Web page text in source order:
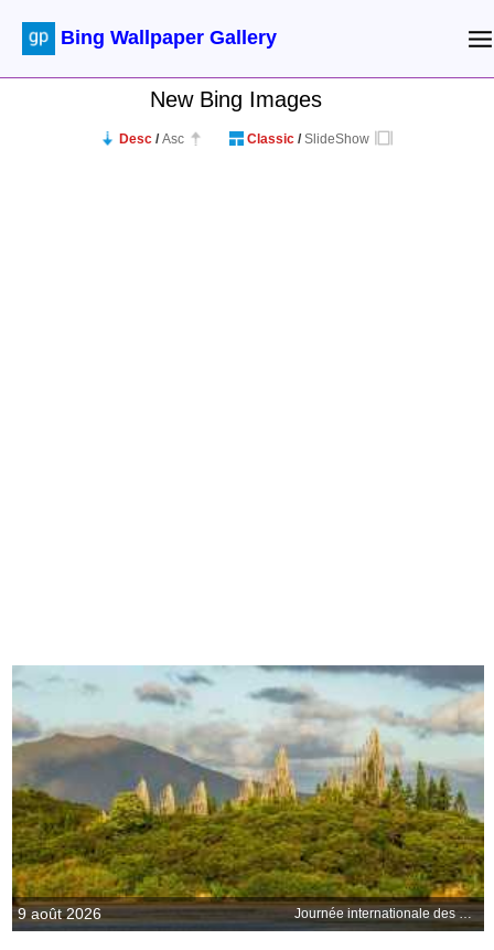
Bing Wallpaper Gallery
New Bing Images
Desc /Asc Classic /SlideShow
9 août 2026 Journée internationale des peuples autochtones